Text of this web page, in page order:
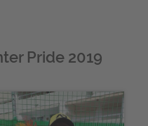
Pride 2019